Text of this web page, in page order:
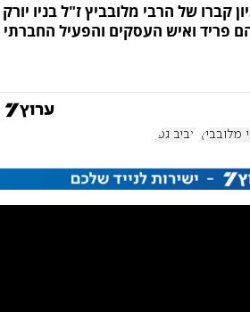
קברו של הרבי מלובביץ ז"ל בניו יורק
פריד ואיש העסקים והפעיל החברתי
מלובביץ' אביב גפן